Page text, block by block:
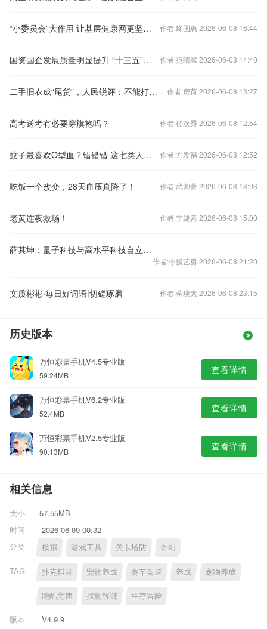
“小委员会”大作用 让基层健康网更坚韧有力 作者:终国惠 2026-06-08 16:44
国资国企发展质量明显提升 “十三五”末资产总额超二百一十八万亿元 作者:范晴斌 2026-06-08 14:40
二手旧衣成“尾货”，人民锐评：不能打着循环经济的旗号做“黑心生意” 作者:房荷 2026-06-08 13:27
高考送考有必要穿旗袍吗？ 作者:嵇欢秀 2026-06-08 12:54
蚊子最喜欢O型血？错错错 这七类人在它们眼里才是“真香” 作者:方发福 2026-06-08 12:52
吃饭一个改变，28天血压真降了！ 作者:武卿菁 2026-06-08 18:03
老黄连夜救场！ 作者:宁婕善 2026-06-08 15:00
薛其坤：量子科技与高水平科技自立自强
作者:令狐艺勇 2026-06-08 21:20
文质彬彬·每日好词语|切磋琢磨 作者:蒋琰素 2026-06-08 23:15
历史版本
万恒彩票手机V4.5专业版
59.24MB 查看详情
万恒彩票手机V6.2专业版
52.4MB 查看详情
万恒彩票手机V2.5专业版
90.13MB 查看详情
相关信息
大小
57.55MB
时间
2026-06-09 00:32
分类
模拟 游戏工具 关卡塔防 奇幻
TAG 扑克棋牌 宠物养成 赛车竞速 养成 宠物养成
跑酷竞速 找物解谜 生存冒险
版本
V4.9.9